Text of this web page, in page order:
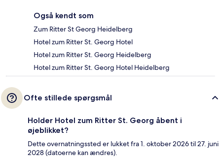
Også kendt som
Zum Ritter St Georg Heidelberg
Hotel zum Ritter St. Georg Hotel
Hotel zum Ritter St. Georg Heidelberg
Hotel zum Ritter St. Georg Hotel Heidelberg
Ofte stillede spørgsmål
Holder Hotel zum Ritter St. Georg åbent i
øjeblikket?
Dette overnatningssted er lukket fra 1. oktober 2026 til 27. juni
2028 (datoerne kan ændres).